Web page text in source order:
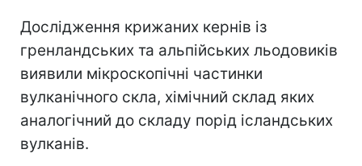
Дослідження крижаних кернів із
гренландських та альпійських льодовиків
виявили мікроскопічні частинки
вулканічного скла, хімічний склад яких
аналогічний до складу порід ісландських
вулканів.